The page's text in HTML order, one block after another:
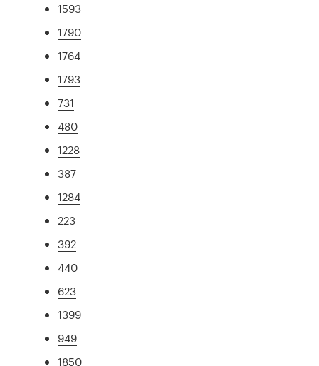
1593
1790
1764
1793
731
480
1228
387
1284
223
392
440
623
1399
949
1850